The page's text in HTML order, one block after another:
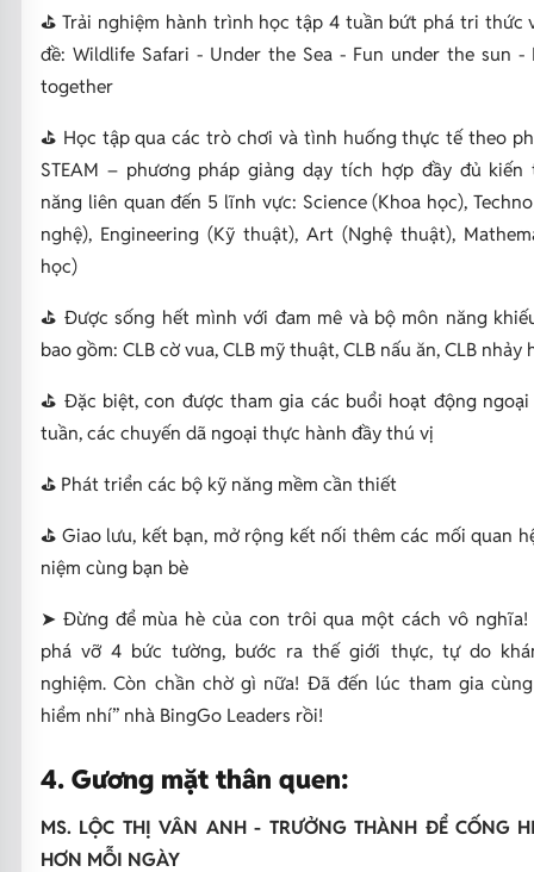
⛳️ Trải nghiệm hành trình học tập 4 tuần bứt phá tri thức
đề: Wildlife Safari - Under the Sea - Fun under the sun -
together
⛳️ Học tập qua các trò chơi và tình huống thực tế theo
STEAM – phương pháp giảng dạy tích hợp đầy đủ
năng liên quan đến 5 lĩnh vực: Science (Khoa học),
nghệ), Engineering (Kỹ thuật), Art (Nghệ thuật),
học)
⛳️ Được sống hết mình với đam mê và bộ môn năng
bao gồm: CLB cờ vua, CLB mỹ thuật, CLB nấu ăn, CLB nhảy
⛳️ Đặc biệt, con được tham gia các buổi hoạt động ngoại
tuần, các chuyến dã ngoại thực hành đầy thú vị
⛳️ Phát triển các bộ kỹ năng mềm cần thiết
⛳️ Giao lưu, kết bạn, mở rộng kết nối thêm các mối quan
niệm cùng bạn bè
➤ Đừng để mùa hè của con trôi qua một cách vô nghĩa!
phá vỡ 4 bức tường, bước ra thế giới thực, tự do
nghiệm. Còn chần chờ gì nữa! Đã đến lúc tham gia
hiểm nhí” nhà BingGo Leaders rồi!
4. Gương mặt thân quen:
MS. LỘC THỊ VÂN ANH - TRƯỞNG THÀNH ĐỂ CỐNG
HƠN MỖI NGÀY